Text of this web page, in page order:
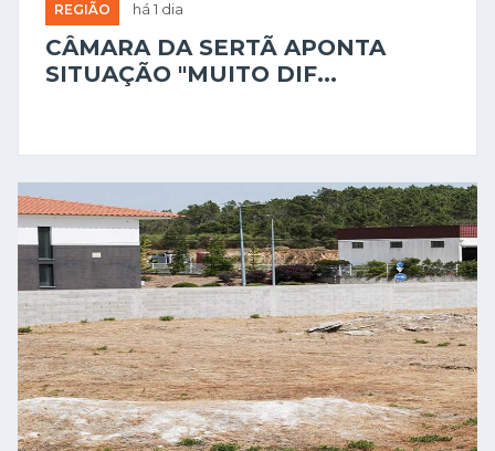
REGIÃO há 1 dia
CÂMARA DA SERTÃ APONTA
SITUAÇÃO "MUITO DIF...